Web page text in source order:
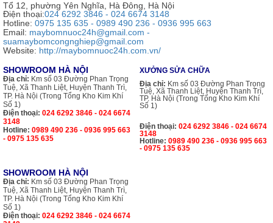
Tổ 12, phường Yên Nghĩa, Hà Đông, Hà Nội
Điện thoại:024 6292 3846 - 024 6674 3148
Hotline: 0975 135 635 - 0989 490 236 - 0936 995 663
Email: maybomnuoc24h@gmail.com -
suamaybomcongnghiep@gmail.com
Website: http://maybomnuoc24h.com.vn/
SHOWROOM HÀ NỘI
Địa chỉ: Km số 03 Đường Phan Trọng
Tuệ, Xã Thanh Liệt, Huyện Thanh Trì,
TP. Hà Nội (Trong Tổng Kho Kim Khí
Số 1)
Điện thoại: 024 6292 3846 - 024 6674
3148
Hotline: 0989 490 236 - 0936 995 663
- 0975 135 635
XƯỞNG SỬA CHỮA
Địa chỉ: Km số 03 Đường Phan Trọng
Tuệ, Xã Thanh Liệt, Huyện Thanh Trì,
TP. Hà Nội (Trong Tổng Kho Kim Khí
Số 1)
Điện thoại: 024 6292 3846 - 024 6674
3148
Hotline: 0989 490 236 - 0936 995 663
- 0975 135 635
SHOWROOM HÀ NỘI
Địa chỉ: Km số 03 Đường Phan Trọng
Tuệ, Xã Thanh Liệt, Huyện Thanh Trì,
TP. Hà Nội (Trong Tổng Kho Kim Khí
Số 1)
Điện thoại: 024 6292 3846 - 024 6674